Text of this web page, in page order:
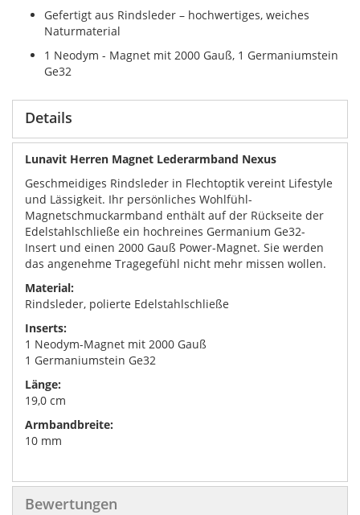
Gefertigt aus Rindsleder – hochwertiges, weiches
Naturmaterial
1 Neodym - Magnet mit 2000 Gauß, 1 Germaniumstein
Ge32
Details
Lunavit Herren Magnet Lederarmband Nexus
Geschmeidiges Rindsleder in Flechtoptik vereint Lifestyle
und Lässigkeit. Ihr persönliches Wohlfühl-
Magnetschmuckarmband enthält auf der Rückseite der
Edelstahlschließe ein hochreines Germanium Ge32-
Insert und einen 2000 Gauß Power-Magnet. Sie werden
das angenehme Tragegefühl nicht mehr missen wollen.
Material:
Rindsleder, polierte Edelstahlschließe
Inserts:
1 Neodym-Magnet mit 2000 Gauß
1 Germaniumstein Ge32
Länge:
19,0 cm
Armbandbreite:
10 mm
Bewertungen